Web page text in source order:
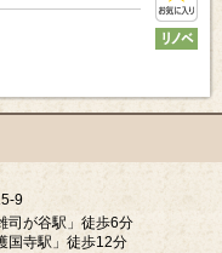
9
司が谷駅」徒歩6分
国寺駅」徒歩12分